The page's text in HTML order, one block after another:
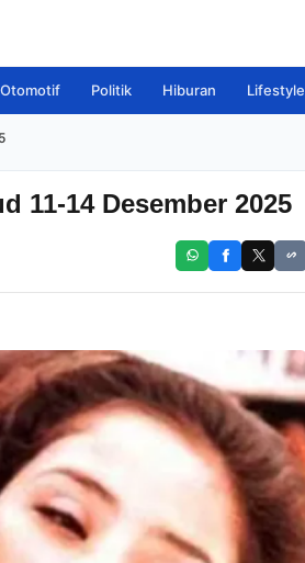
Otomotif Politik Hiburan Lifestyle
11-14 Desember 2025